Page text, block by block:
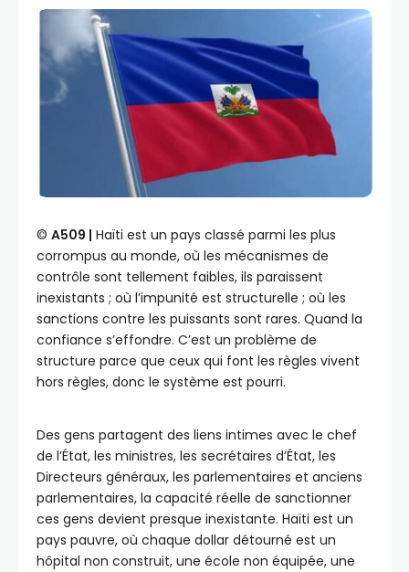
©️ A509 | Haïti est un pays classé parmi les plus
corrompus au monde, où les mécanismes de
contrôle sont tellement faibles, ils paraissent
inexistants ; où l’impunité est structurelle ; où les
sanctions contre les puissants sont rares. Quand la
confiance s’effondre. C’est un problème de
structure parce que ceux qui font les règles vivent
hors règles, donc le système est pourri.
Des gens partagent des liens intimes avec le chef
de l’État, les ministres, les secrétaires d’État, les
Directeurs généraux, les parlementaires et anciens
parlementaires, la capacité réelle de sanctionner
ces gens devient presque inexistante. Haïti est un
pays pauvre, où chaque dollar détourné est un
hôpital non construit, une école non équipée, une